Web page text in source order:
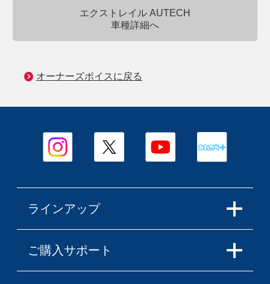
エクストレイル AUTECH
車種詳細へ
オーナーズボイスに戻る
ラインアップ
ご購入サポート